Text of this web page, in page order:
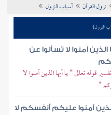
نزول القرآن أسباب النزول
النزول)
آمنوا لا تسألوا عن
قوله تعالى " يا أيها الذين آمنوا لا
"
آمنوا عليكم أنفسكم لا